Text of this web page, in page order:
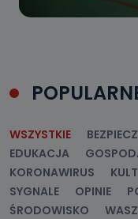
WSZYSTKIE
EDUKACJA
KORONAWIRUS
SYGNALE
OPINIE
ŚRODOWISKO